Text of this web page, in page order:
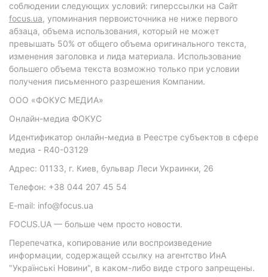
соблюдении следующих условий: гиперссылки на Сайт
focus.ua, упоминания первоисточника не ниже первого
абзаца, объема использования, который не может
превышать 50% от общего объема оригинального текста,
изменения заголовка и лида материала. Использование
большего объема текста возможно только при условии
получения письменного разрешения Компании.
ООО «ФОКУС МЕДИА»
Онлайн-медиа ФОКУС
Идентификатор онлайн-медиа в Реестре субъектов в сфере
медиа - R40-03129
Адрес: 01133, г. Киев, бульвар Леси Украинки, 26
Телефон: +38 044 207 45 54
E-mail: info@focus.ua
FOCUS.UA — больше чем просто новости.
Перепечатка, копирование или воспроизведение
информации, содержащей ссылку на агентство ИнА
"Українські Новини", в каком-либо виде строго запрещены.